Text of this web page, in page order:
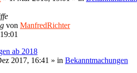
von ManfredRichter
ab 2018
2017, 16:41 » in Bekanntmachungen